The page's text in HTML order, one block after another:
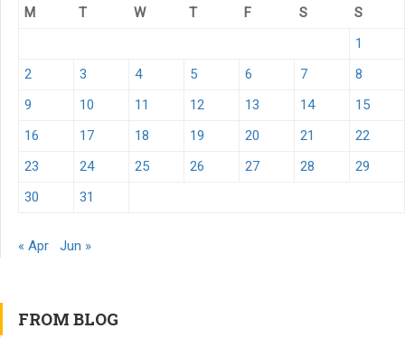
M T W T F S
S
1
2
3 4 5 6 7
8
9
10 11 12 13 14
15
16
17 18 19 20 21
22
23
24 25 26 27 28
29
30
31
« Apr Jun »
FROM BLOG